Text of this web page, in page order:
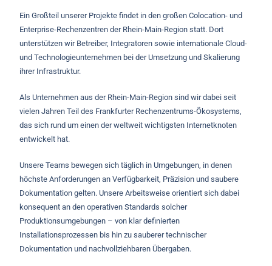
Ein Großteil unserer Projekte findet in den großen Colocation- und
Enterprise-Rechenzentren der Rhein-Main-Region statt. Dort
unterstützen wir Betreiber, Integratoren sowie internationale Cloud-
und Technologieunternehmen bei der Umsetzung und Skalierung
ihrer Infrastruktur.
Als Unternehmen aus der Rhein-Main-Region sind wir dabei seit
vielen Jahren Teil des Frankfurter Rechenzentrums-Ökosystems,
das sich rund um einen der weltweit wichtigsten Internetknoten
entwickelt hat.
Unsere Teams bewegen sich täglich in Umgebungen, in denen
höchste Anforderungen an Verfügbarkeit, Präzision und saubere
Dokumentation gelten. Unsere Arbeitsweise orientiert sich dabei
konsequent an den operativen Standards solcher
Produktionsumgebungen – von klar definierten
Installationsprozessen bis hin zu sauberer technischer
Dokumentation und nachvollziehbaren Übergaben.